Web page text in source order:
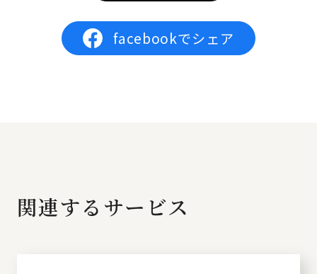
facebookでシェア
関連するサービス